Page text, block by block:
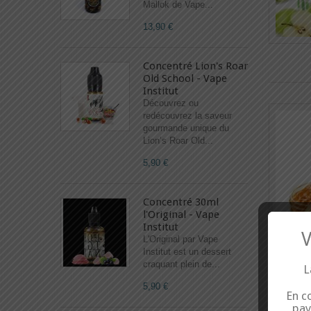
Mallok de Vape...
13,90 €
Concentré Lion's Roar
Old School - Vape
Institut
Découvrez ou
redécouvrez la saveur
gourmande unique du
Lion’s Roar Old...
5,90 €
Concentré 30ml
l'Original - Vape
Institut
L'Original par Vape
Institut est un dessert
craquant plein de...
5,90 €
En